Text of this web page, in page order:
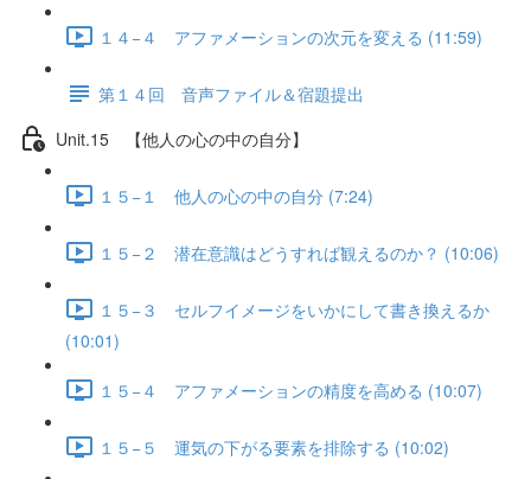
１４−４ アファメーションの次元を変える (11:59)
第１４回 音声ファイル＆宿題提出
Unit.15 【他人の心の中の自分】
１５−１ 他人の心の中の自分 (7:24)
１５−２ 潜在意識はどうすれば観えるのか？ (10:06)
１５−３ セルフイメージをいかにして書き換えるか
(10:01)
１５−４ アファメーションの精度を高める (10:07)
１５−５ 運気の下がる要素を排除する (10:02)